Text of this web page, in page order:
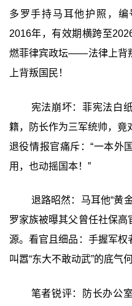
多罗手持马耳他护照，
2016年，有效期横跨至
燃菲律宾政坛——法律上背
上背叛国民！
宪法崩坏：菲宪法白
籍，防长作为三军统帅，竟
退役情报官痛斥：“一本外
用，也动摇国本！”
退路昭然：马耳他“黄
罗家族被曝其父曾任社保
源。看官且细品：手握军权
叫嚣“东大不敢动武”的底气何
笔者锐评：防长办公